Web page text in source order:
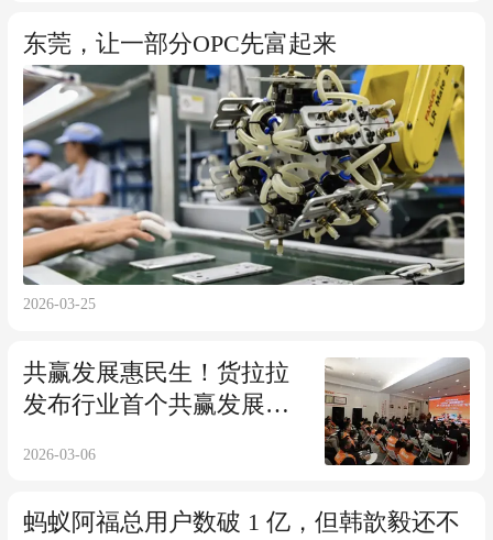
东莞，让一部分OPC先富起来
2026-03-25
共赢发展惠民生！货拉拉
发布行业首个共赢发展十
2026-03-06
蚂蚁阿福总用户数破 1 亿，但韩歆毅还不